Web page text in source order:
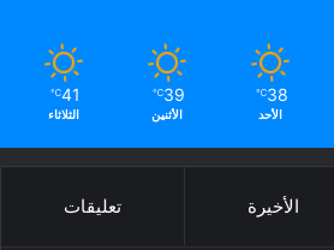
38
℃
الأحد
39
℃
الأثنين
41
℃
الثلاثاء
الأخيرة تعليقات